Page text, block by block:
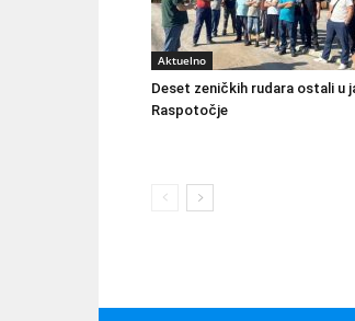
Aktuelno
Deset zeničkih rudara ostali u
Raspotočje